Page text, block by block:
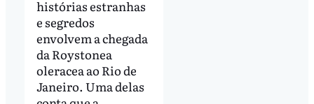
histórias estranhas
e segredos
envolvem a chegada
da Roystonea
oleracea ao Rio de
Janeiro. Uma delas